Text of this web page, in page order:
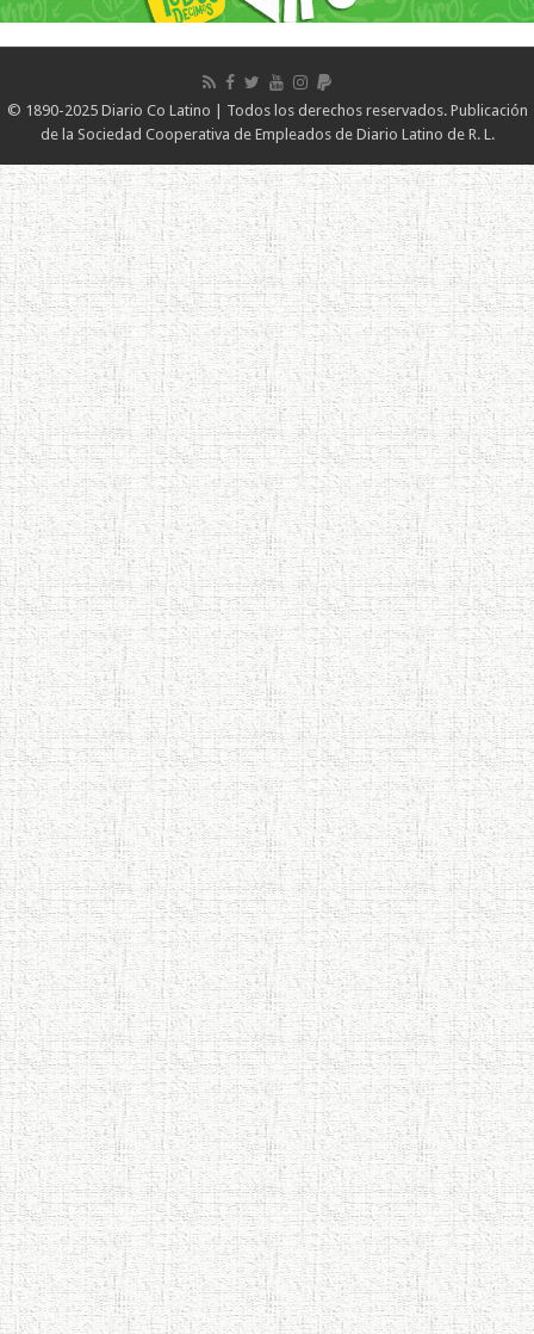
© 1890-2025 Diario Co Latino | Todos los derechos reservados. Publicación
de la Sociedad Cooperativa de Empleados de Diario Latino de R. L.